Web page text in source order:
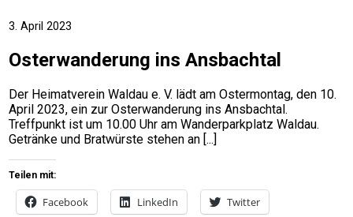
3. April 2023
Osterwanderung ins Ansbachtal
Der Heimatverein Waldau e. V. lädt am Ostermontag, den 10.
April 2023, ein zur Osterwanderung ins Ansbachtal.
Treffpunkt ist um 10.00 Uhr am Wanderparkplatz Waldau.
Getränke und Bratwürste stehen an
Teilen mit:
Facebook LinkedIn Twitter